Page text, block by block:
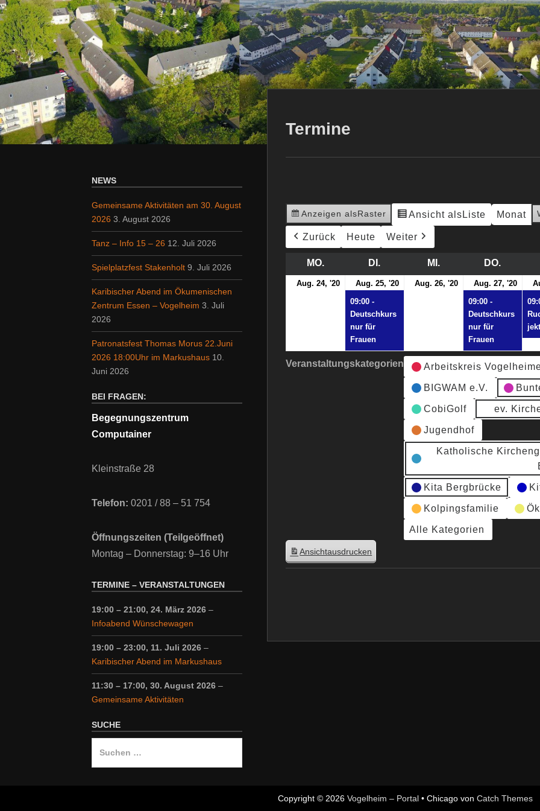
Termine
Anzeigen alsRaster Ansicht als Liste Monat
Zurück Heute Weiter
MO.MONTAG DI. DIENSTAGMI.MITTWOCHDO.
Aug. 24, '20
August
2020
Aug. 25, '20
09:00 -
Deutschkurs
nur für
Frauen
Aug. 26, '20
August
2020
Aug. 27, '20
2020
09:00 -
Deutschkurs
nur für
Frauen
Veranstaltungskategorien Arbeitskreis
BIGWAM e.V.
CobiGolf ev.
Jugendhof
Katholische
Kita Bergbrücke
Kolpingsfamilie
Alle Kategorien
Ansichtausdrucken
NEWS
Gemeinsame Aktivitäten am 30. August
2026 3. August 2026
Tanz – Info 15 – 26 12. Juli 2026
Spielplatzfest Stakenholt 9. Juli 2026
Karibischer Abend im Ökumenischen
Zentrum Essen – Vogelheim 3. Juli
2026
Patronatsfest Thomas Morus 22.Juni
2026 18:00Uhr im Markushaus 10.
Juni 2026
BEI FRAGEN:
Begegnungszentrum
Computainer
Kleinstraße 28
Telefon: 0201 / 88 – 51 754
Öffnungszeiten (Teilgeöffnet)
Montag – Donnerstag: 9–16 Uhr
TERMINE – VERANSTALTUNGEN
19:00 – 21:00, 24. März 2026 –
Infoabend Wünschewagen
19:00 – 23:00, 11. Juli 2026 –
Karibischer Abend im Markushaus
11:30 – 17:00, 30. August 2026 –
Gemeinsame Aktivitäten
SUCHE
Copyright © 2026 Vogelheim – Portal• Chicago von Catch Themes